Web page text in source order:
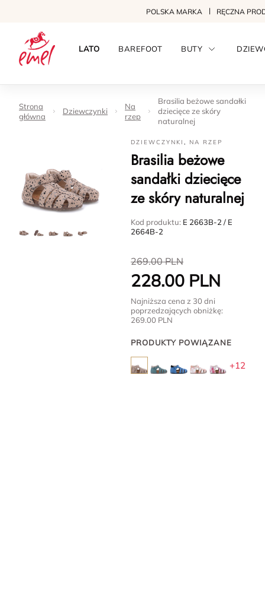
POLSKA MARKA RĘCZNA
LATO BAREFOOT BUTY
Strona
główna
Dziewczynki
Na
rzep
Brasilia beżowe sandałki
dziecięce ze skóry
naturalnej
DZIEWCZYNKI, NA RZEP
Brasilia beżowe
sandałki dziecięce
ze skóry naturalnej
Kod produktu: E 2663B-2 / E
2664B-2
269.00PLN
228.00 PLN
Najniższa cena z 30 dni
poprzedzających obniżkę:
269.00 PLN
PRODUKTY POWIĄZANE
+12